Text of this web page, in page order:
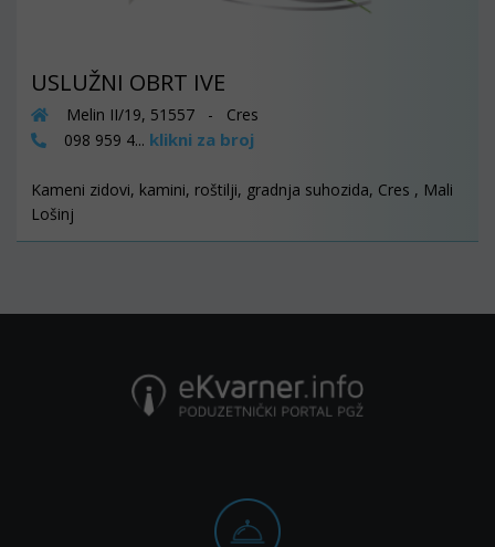
USLUŽNI OBRT IVE
Melin II/19, 51557 - Cres
098 959 4... klikni za broj
Kameni zidovi, kamini, roštilji, gradnja suhozida, Cres , Mali
Lošinj